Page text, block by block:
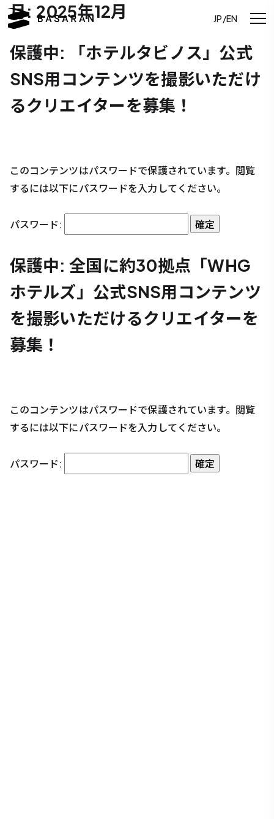
JP/EN
月: 2025年12月
保護中: 「ホテルタビノス」公式
SNS用コンテンツを撮影いただけ
るクリエイターを募集！
このコンテンツはパスワードで保護されています。閲覧
するには以下にパスワードを入力してください。
パスワード:
保護中: 全国に約30拠点「WHG
ホテルズ」公式SNS用コンテンツ
を撮影いただけるクリエイターを
募集！
このコンテンツはパスワードで保護されています。閲覧
するには以下にパスワードを入力してください。
パスワード: